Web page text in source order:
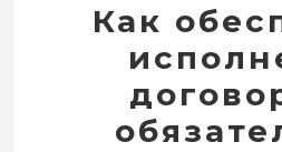
Как